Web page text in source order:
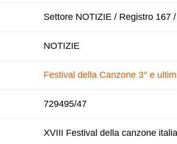
Settore NOTIZIE / Registro 167
NOTIZIE
Festival della Canzone 3° e
729495/47
XVIII Festival della canzone